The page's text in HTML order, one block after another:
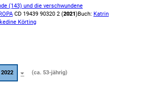
(143) und die verschwundene
CD 19439 90320 2 (2021)Buch: Katrin
Körting
2022 (ca. 53-jährig)